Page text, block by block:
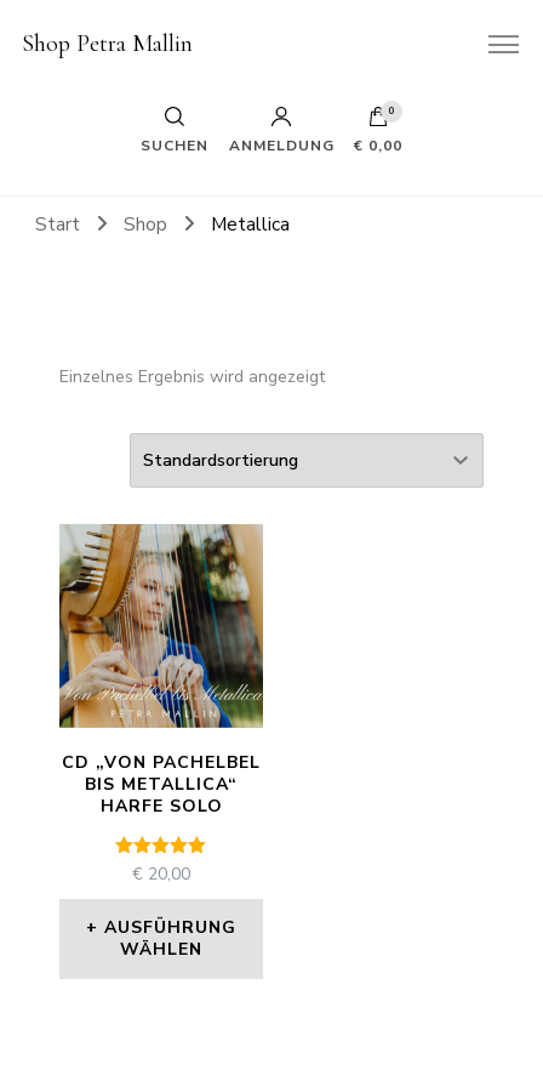
Shop Petra Mallin
SUCHEN ANMELDUNG
0
€ 0,00
Start Shop Metallica
Einzelnes Ergebnis wird angezeigt
CD „VON PACHELBEL
BIS METALLICA“
HARFE SOLO
Bewertet
mit
5.00
von 5
€ 20,00
AUSFÜHRUNG
WÄHLEN